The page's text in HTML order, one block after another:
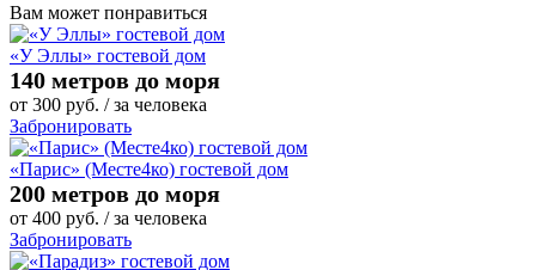
Вам может понравиться
«У Эллы» гостевой дом
140 метров до моря
от 300 руб. / за человека
Забронировать
«Парис» (Месте4ко) гостевой дом
200 метров до моря
от 400 руб. / за человека
Забронировать